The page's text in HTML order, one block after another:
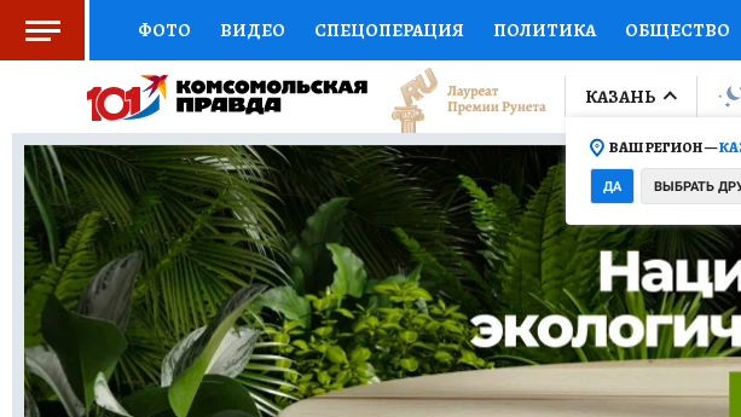
ФОТО ВИДЕО СПЕЦОПЕРАЦИЯ ПОЛИТИКА ОБЩЕСТВО
СОЦПОДДЕРЖКА НАУКА СПОРТ КОЛУМНИСТЫ
ВЫБОР ЭКСПЕРТОВ ДОКТОР ФИНАНСЫ ОТКРЫВАЕМ МИР
КНИЖНАЯ ПОЛКА ПРОГНОЗЫ НА СПОРТ ПРОМОКОДЫ
ПРЕСС-ЦЕНТР НЕДВИЖИМОСТЬ ТЕЛЕВИЗОР КОЛЛЕКЦИИ
РАДИО КП РЕКЛАМА ТЕСТЫ НОВОЕ НА САЙТЕ
КАЗАНЬ
ВАШ РЕГИОН —
ДА ВЫБРАТЬ